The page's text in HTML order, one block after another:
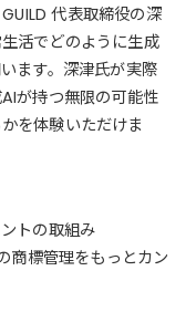
代表取締役の深
活でどのように生成
ます。深津氏が実際
が持つ無限の可能性
を体験いただけま
トの取組み
標管理をもっとカン